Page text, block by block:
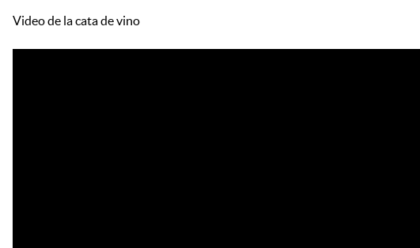
Video de la cata de vino